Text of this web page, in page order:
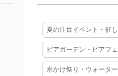
夏の注目イベント・催
ビアガーデン・ビアフ
水かけ祭り・ウォータ